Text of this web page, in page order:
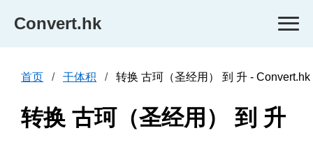
Convert.hk
首页 干体积 转换 古珂（圣经用） 到 升 - Convert.hk
转换 古珂（圣经用） 到 升